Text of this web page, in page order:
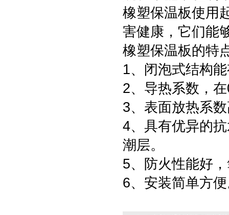
橡塑保温板使用
害健康，它们能
橡塑保温板的特
1、闭泡式结构
2、导热系数，
3、表面放热系
4、具有优异的
潮层。
5、防火性能好
6、安装简单方